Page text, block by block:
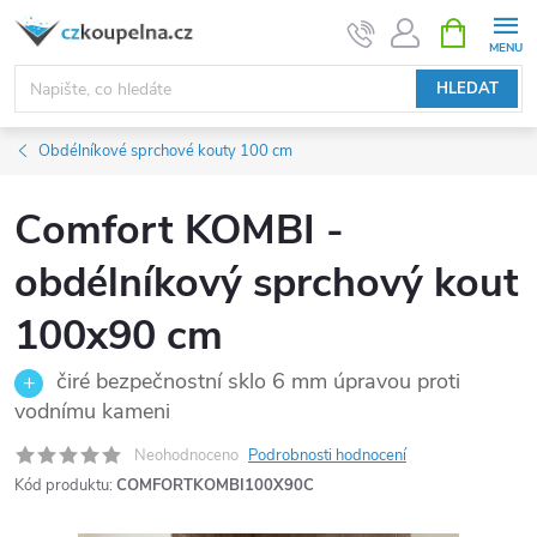
Přejít
obsah
HLEDAT
NÁKUPNÍ
KOŠÍK
Obdélníkové sprchové kouty 100 cm
Comfort KOMBI -
obdélníkový sprchový kout
100x90 cm
čiré bezpečnostní sklo 6 mm úpravou proti
vodnímu kameni
Neohodnoceno Podrobnosti hodnocení
Kód produktu: COMFORTKOMBI100X90C